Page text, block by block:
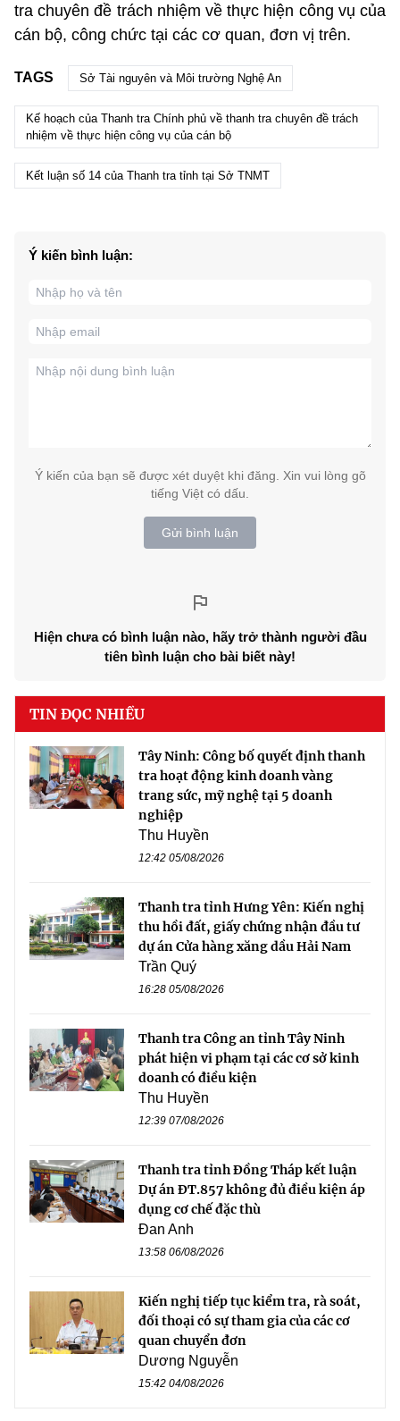
tra chuyên đề trách nhiệm về thực hiện công vụ của
cán bộ, công chức tại các cơ quan, đơn vị trên.
TAGS Sở Tài nguyên và Môi trường Nghệ An
Kế hoạch của Thanh tra Chính phủ về thanh tra chuyên đề trách
nhiệm về thực hiện công vụ của cán bộ
Kết luận số 14 của Thanh tra tỉnh tại Sở TNMT
Ý kiến bình luận:
Ý kiến của bạn sẽ được xét duyệt khi đăng. Xin vui lòng gõ
tiếng Việt có dấu.
Gửi bình luận
Hiện chưa có bình luận nào, hãy trở thành người đầu
tiên bình luận cho bài biết này!
TIN ĐỌC NHIỀU
Tây Ninh: Công bố quyết định thanh
tra hoạt động kinh doanh vàng
trang sức, mỹ nghệ tại 5 doanh
nghiệp
Thu Huyền
12:42 05/08/2026
Thanh tra tỉnh Hưng Yên: Kiến nghị
thu hồi đất, giấy chứng nhận đầu tư
dự án Cửa hàng xăng dầu Hải Nam
Trần Quý
16:28 05/08/2026
Thanh tra Công an tỉnh Tây Ninh
phát hiện vi phạm tại các cơ sở kinh
doanh có điều kiện
Thu Huyền
12:39 07/08/2026
Thanh tra tỉnh Đồng Tháp kết luận
Dự án ĐT.857 không đủ điều kiện áp
dụng cơ chế đặc thù
Đan Anh
13:58 06/08/2026
Kiến nghị tiếp tục kiểm tra, rà soát,
đối thoại có sự tham gia của các cơ
quan chuyển đơn
Dương Nguyễn
15:42 04/08/2026